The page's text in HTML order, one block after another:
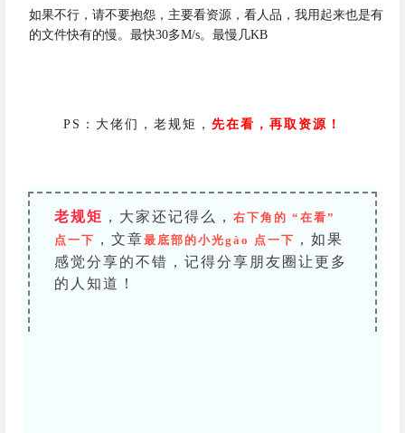
如果不行，请不要抱怨，主要看资源，看人品，我用起来也是有
的文件快有的慢。最快30多M/s。最慢几KB
PS：大佬们，老规矩， 先在看，再取资源！
老规矩 ，大家还记得么，右下角的 “在看”
点一下 ，文章最底部的小光gào 点一下 ，如果
感觉分享的不错，记得分享朋友圈让更多
的人知道！